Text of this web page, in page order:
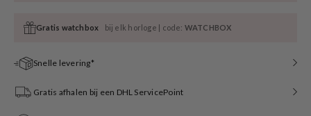
Gratis watchbox bij elk horloge | code: WATCHBOX
Snelle levering*
Gratis afhalen bij een DHL ServicePoint